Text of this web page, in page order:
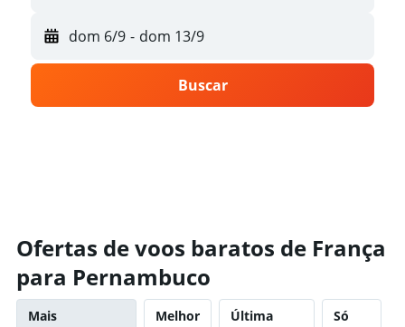
dom 6/9 - dom 13/9
Buscar
Ofertas de voos baratos de França
para Pernambuco
Mais
Melhor
Última
Só